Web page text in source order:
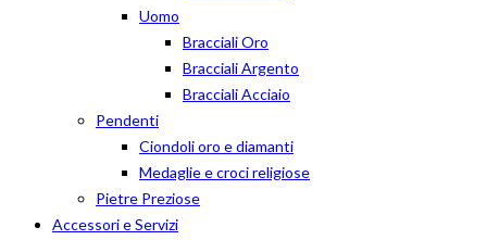
Uomo
Bracciali Oro
Bracciali Argento
Bracciali Acciaio
Pendenti
Ciondoli oro e diamanti
Medaglie e croci religiose
Pietre Preziose
Accessori e Servizi